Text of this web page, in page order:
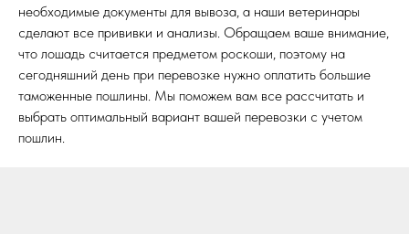
необходимые документы для вывоза, а наши ветеринары
сделают все прививки и анализы. Обращаем ваше внимание,
что лошадь считается предметом роскоши, поэтому на
сегодняшний день при перевозке нужно оплатить большие
таможенные пошлины. Мы поможем вам все рассчитать и
выбрать оптимальный вариант вашей перевозки с учетом
пошлин.